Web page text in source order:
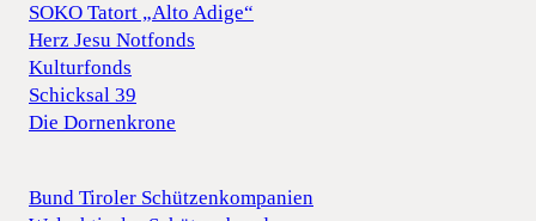
SOKO Tatort „Alto Adige“
Herz Jesu Notfonds
Kulturfonds
Schicksal 39
Die Dornenkrone
Bund Tiroler Schützenkompanien